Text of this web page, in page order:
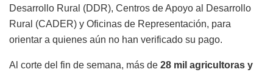
Desarrollo Rural (DDR), Centros de Apoyo al Desarrollo
Rural (CADER) y Oficinas de Representación, para
orientar a quienes aún no han verificado su pago.
Al corte del fin de semana, más de 28 mil agricultoras y